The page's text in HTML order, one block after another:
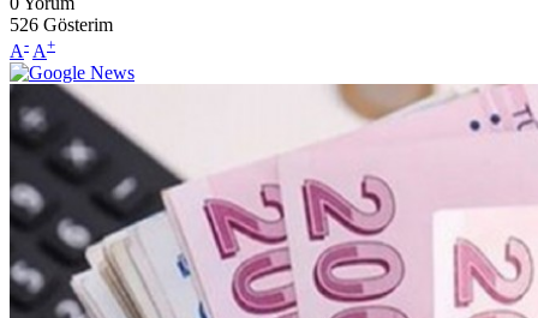
526 Gösterim
A- A+